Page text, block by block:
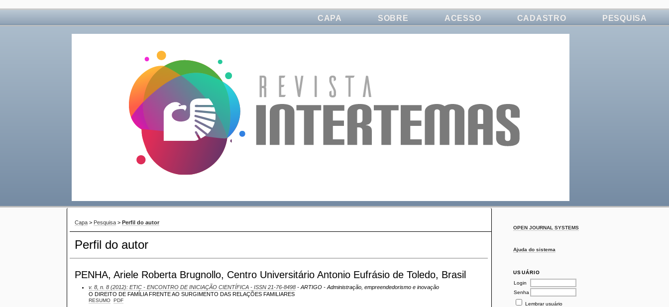
OPEN JOURNAL SYSTEMS
Ajuda do sistema
USUÁRIO
Login
Senha
Lembrar usuário
CAPA SOBRE ACESSO CADASTRO PESQUISA
Capa > Pesquisa >Perfil do autor
Perfil do autor
PENHA, Ariele Roberta Brugnollo, Centro Universitário Antonio Eufrásio de Toledo, Brasil
v. 8, n. 8 (2012): ETIC - ENCONTRO DE INICIAÇÃO CIENTÍFICA - ISSN 21-76-8498 - ARTIGO - Administração, empreendedorismo e inovação
O DIREITO DE FAMÍLIA FRENTE AO SURGIMENTO DAS RELAÇÕES FAMILIARES
RESUMO PDF